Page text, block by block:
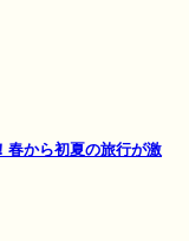
春から初夏の旅行が激